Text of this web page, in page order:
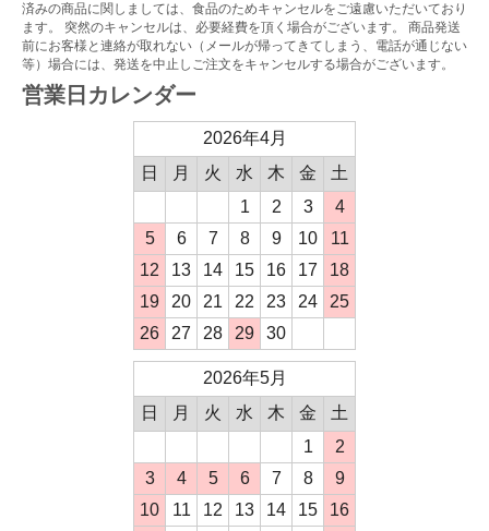
済みの商品に関しましては、食品のためキャンセルをご遠慮いただいており
ます。 突然のキャンセルは、必要経費を頂く場合がございます。 商品発送
前にお客様と連絡が取れない（メールが帰ってきてしまう、電話が通じない
等）場合には、発送を中止しご注文をキャンセルする場合がございます。
営業日カレンダー
2026年4月
日
月 火 水 木 金
土
1
2 3
4
5
6 7 8 9 10
11
12
13 14 15 16 17
18
19
20 21 22 23 24
25
26
27 28 29 30
2026年5月
日
月 火 水 木 金
土
1
2
3
4 5 6 7 8
9
10
11 12 13 14 15
16